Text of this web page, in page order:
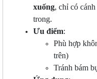
xuống, chỉ có
trong.
Ưu điểm:
Phù hợp
trên)
Tránh bám